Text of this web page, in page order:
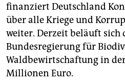
finanziert Deutschland
über alle Kriege und
weiter. Derzeit beläuft sich
Bundesregierung für
Waldbewirtschaftung in
Millionen Euro.